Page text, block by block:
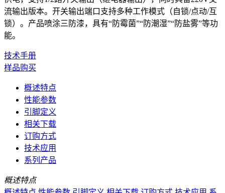
流输出版本。开关输出端口支持多种工作模式（自锁/点动/互
锁）。产品喷涂三防漆，具有“防霉菌”“防潮湿”“防盐雾”等功
能。
技术手册
样品购买
概述特点
性能参数
引脚定义
相关下载
订购方式
技术应用
系列产品
概述特点